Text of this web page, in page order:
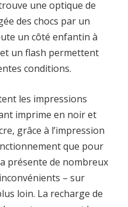
une optique de
des chocs par un
un côté enfantin à
un flash permettent
conditions.
les impressions
imprime en noir et
grâce à l’impression
que pour
présente de nombreux
– sur
loin. La recharge de